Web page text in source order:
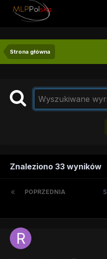
Strona główna
Znaleziono 33 wyników
POPRZEDNIA